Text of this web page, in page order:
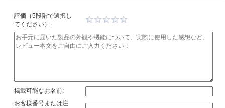
評価（5段階で選択し
てください）:
掲載可能なお名前:
お客様番号または注